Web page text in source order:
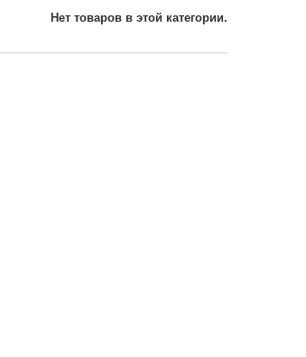
Нет товаров в этой категории.